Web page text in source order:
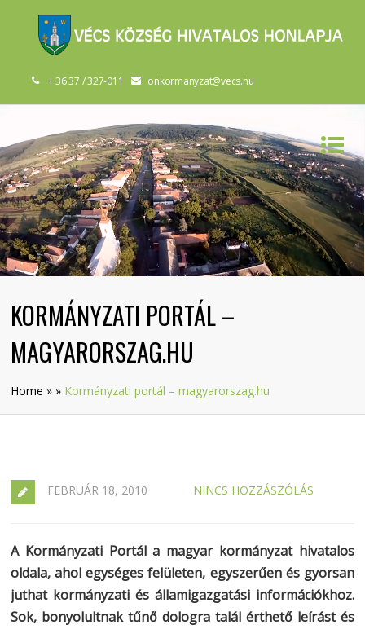
+ 36 37 / 327-011 onkormanyzat@vecs.hu
KORMÁNYZATI PORTÁL –
MAGYARORSZAG.HU
Home » » Kormányzati portál – magyarorszag.hu
FEBRUÁR 18, 2010 NINCS HOZZÁSZÓLÁS
A Kormányzati Portál a magyar kormányzat hivatalos
oldala, ahol egységes felületen, egyszerűen és gyorsan
juthat kormányzati és államigazgatási információkhoz.
Sok, bonyolultnak tűnő dologra talál érthető leírást és